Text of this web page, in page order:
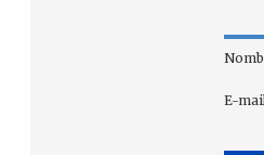
E-